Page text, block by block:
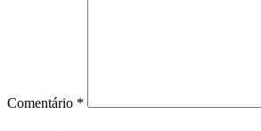
Comentário *